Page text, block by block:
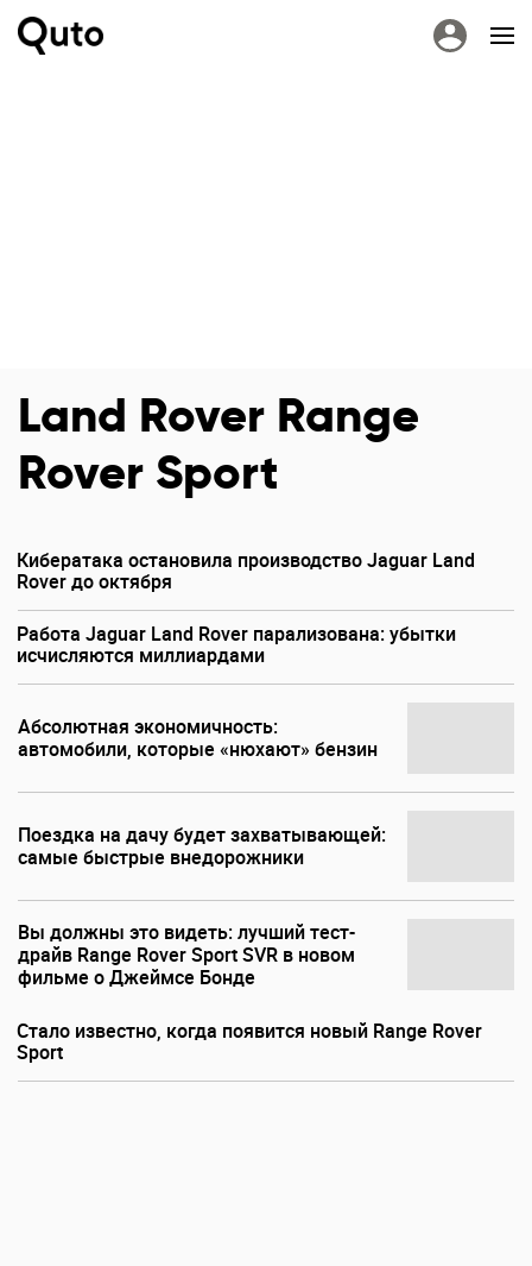
Land Rover Range
Rover Sport
Кибератака остановила производство Jaguar Land
Rover до октября
Работа Jaguar Land Rover парализована: убытки
исчисляются миллиардами
Абсолютная экономичность:
автомобили, которые «нюхают» бензин
Поездка на дачу будет захватывающей:
самые быстрые внедорожники
Вы должны это видеть: лучший тест-
драйв Range Rover Sport SVR в новом
фильме о Джеймсе Бонде
Стало известно, когда появится новый Range Rover
Sport